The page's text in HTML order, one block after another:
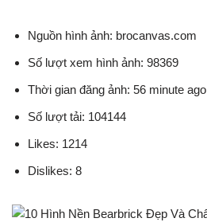
Nguồn hình ảnh: brocanvas.com
Số lượt xem hình ảnh: 98369
Thời gian đăng ảnh: 56 minute ago
Số lượt tải: 104144
Likes: 1214
Dislikes: 8